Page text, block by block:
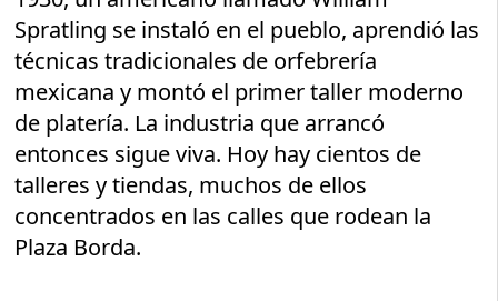
Spratling se instaló en el pueblo, aprendió las
técnicas tradicionales de orfebrería
mexicana y montó el primer taller moderno
de platería. La industria que arrancó
entonces sigue viva. Hoy hay cientos de
talleres y tiendas, muchos de ellos
concentrados en las calles que rodean la
Plaza Borda.